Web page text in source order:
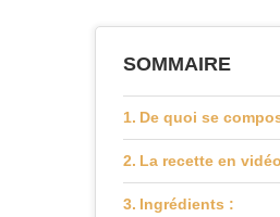
SOMMAIRE
De quoi se
La recette en vidéo
Ingrédients :